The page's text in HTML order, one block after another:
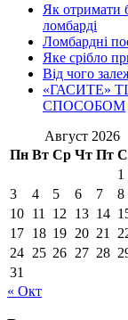
Як отримати
ломбарді
Ломбардні
Яке срібло
Від чого
«ГАСИТЕ»
СПОСОБОМ
Август 2026
Пн Вт Ср Чт Пт
1
3
4 5 6 7 8
10 11 12 13 14
17 18 19 20 21
24 25 26 27 28
31
« Окт